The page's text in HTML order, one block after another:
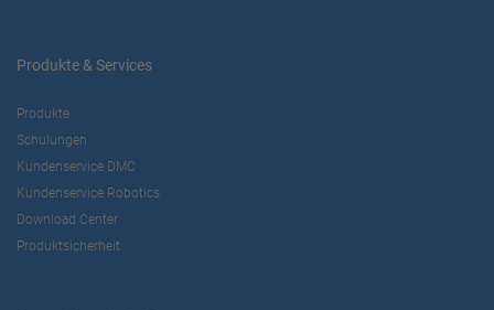
Produkte & Services
Produkte
Schulungen
Kundenservice DMC
Kundenservice Robotics
Download Center
Produktsicherheit